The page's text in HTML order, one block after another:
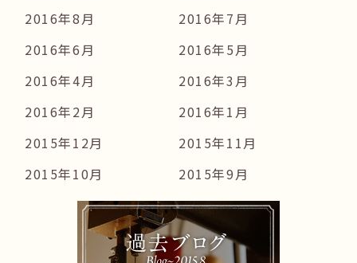
2016年8月
2016年7月
2016年6月
2016年5月
2016年4月
2016年3月
2016年2月
2016年1月
2015年12月
2015年11月
2015年10月
2015年9月